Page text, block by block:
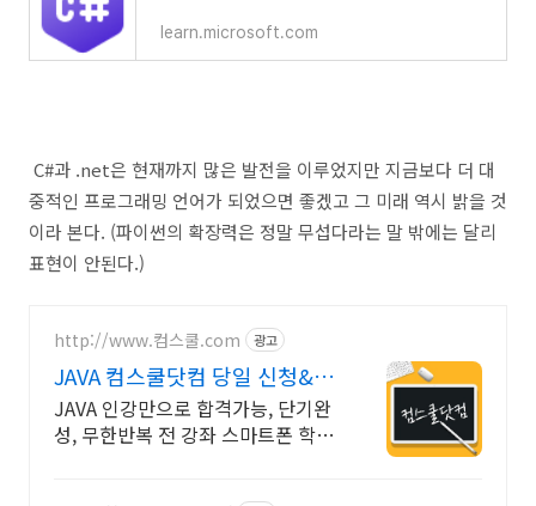
learn.microsoft.com
C#과 .net은 현재까지 많은 발전을 이루었지만 지금보다 더 대
중적인 프로그래밍 언어가 되었으면 좋겠고 그 미래 역시 밝을 것
이라 본다. (파이썬의 확장력은 정말 무섭다라는 말 밖에는 달리
표현이 안된다.)
http://www.컴스쿨.com 광고
JAVA 컴스쿨닷컴 당일 신청&결
제시 기프티콘!
JAVA 인강만으로 합격가능, 단기완
성, 무한반복 전 강좌 스마트폰 학습